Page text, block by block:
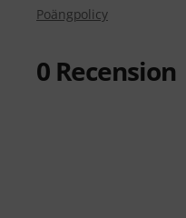
Poängpolicy
0 Recension